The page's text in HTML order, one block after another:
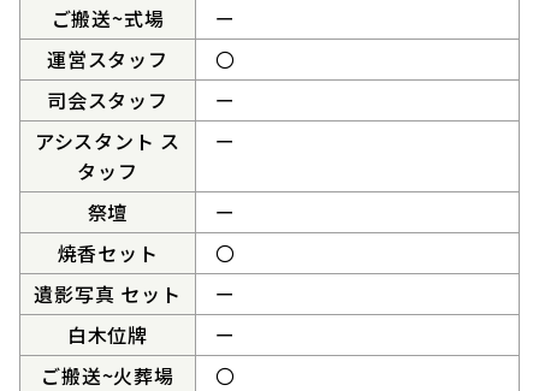
ご搬送~式場
ー
運営スタッフ
〇
司会スタッフ
ー
アシスタント ス
タッフ
ー
祭壇
ー
焼香セット
〇
遺影写真 セット
ー
白木位牌
ー
ご搬送~火葬場
〇